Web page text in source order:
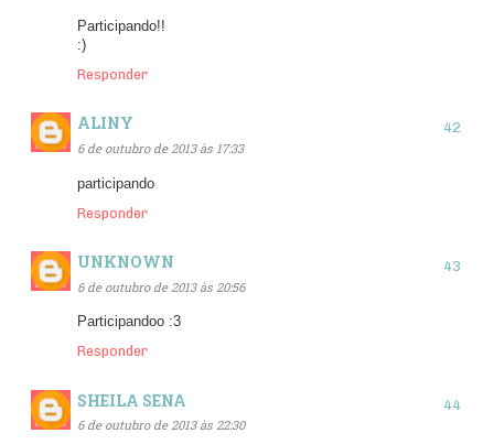
Participando!!
:)
Responder
ALINY
6 de outubro de 2013 às 17:33
participando
Responder
UNKNOWN
6 de outubro de 2013 às 20:56
Participandoo :3
Responder
SHEILA SENA
6 de outubro de 2013 às 22:30